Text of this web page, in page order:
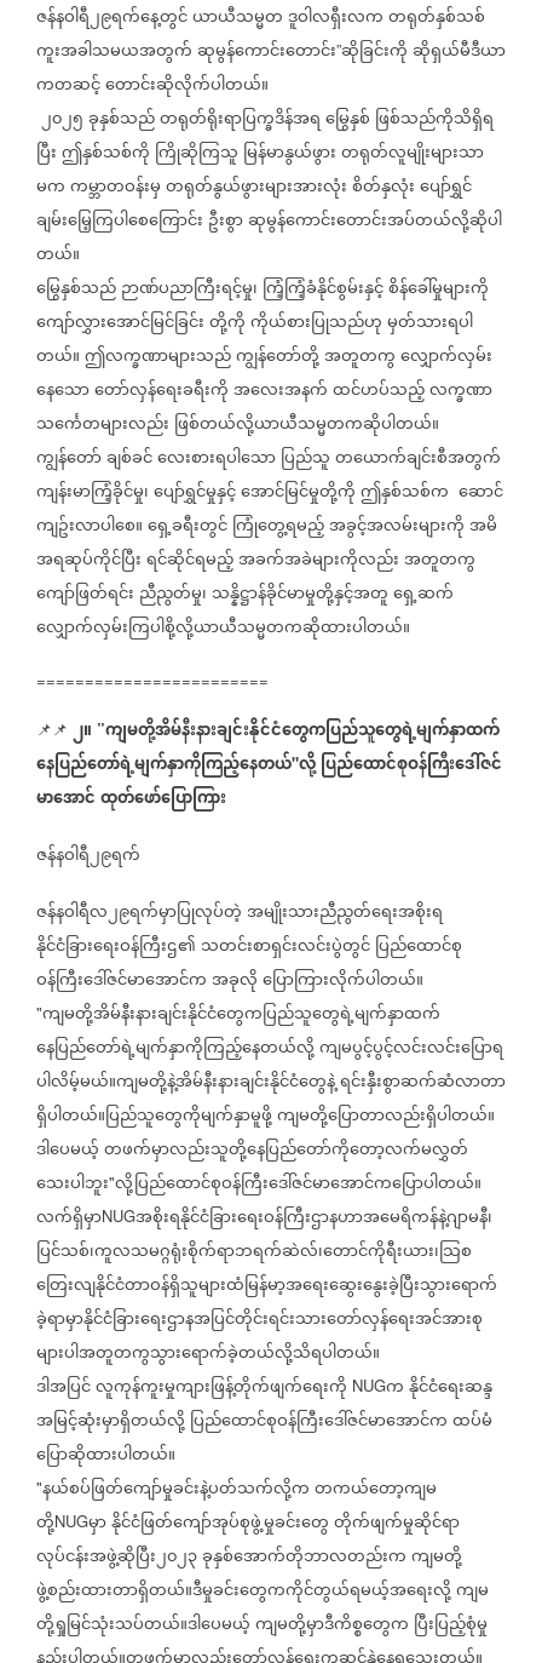
ဇန်နဝါရီ၂၉ရက်နေ့တွင်ယာယီသမ္မတဒူဝါလရှီးလကတရုတ်နှစ်သစ်
ကူးအခါသမယအတွက်ဆုမွန်ကောင်းတောင်း”ဆိုခြင်းကိုဆိုရှယ်မီဒီယာ
ကတဆင့်တောင်းဆိုလိုက်ပါတယ်။
၂၀၂၅ခုနှစ်သည်တရုတ်ရိုးရာပြက္ခဒိန်အရမြွေနှစ် ဖြစ်သည်ကိုသိရှိရ
ပြီးဤနှစ်သစ်ကို ကြိုဆိုကြသူ မြန်မာနွယ်ဖွားတရုတ်လူမျိုးများသာ
မကကမ္ဘာတဝန်းမှတရုတ်နွယ်ဖွားများအားလုံးစိတ်နှလုံးပျော်ရွှင်
ချမ်းမြေ့ကြပါစေကြောင်း ဦးစွာဆုမွန်ကောင်းတောင်းအပ်တယ်လို့ဆိုပါ
တယ်။
မြွေနှစ်သည်ဉာဏ်ပညာကြီးရင့်မှု၊ ကြံ့ကြံ့ခံနိုင်စွမ်းနှင့်စိန်ခေါ်မှုများကို
ကျော်လွှားအောင်မြင်ခြင်းတို့ကိုကိုယ်စားပြုသည်ဟုမှတ်သားရပါ
တယ်။ဤလက္ခဏာများသည်ကျွန်တော်တို့အတူတကွလျှောက်လှမ်း
နေသောတော်လှန်ရေးခရီးကိုအလေးအနက်ထင်ဟပ်သည့်လက္ခဏာ
သင်္ကေတများလည်း ဖြစ်တယ်လို့ယာယီသမ္မတကဆိုပါတယ်။
ကျွန်တော်ချစ်ခင်လေးစားရပါသောပြည်သူတယောက်ချင်းစီအတွက်
ကျန်းမာကြံ့ခိုင်မှု၊ပျော်ရွှင်မှုနှင့်အောင်မြင်မှုတို့ကိုဤနှစ်သစ်က ဆောင်
ကျဥ်းလာပါစေ။ရှေ့ခရီးတွင်ကြုံတွေ့ရမည့်အခွင့်အလမ်းများကိုအမိ
အရဆုပ်ကိုင်ပြီးရင်ဆိုင်ရမည့်အခက်အခဲများကိုလည်းအတူတကွ
ကျော်ဖြတ်ရင်း ညီညွတ်မှု၊ သန္နိဋ္ဌာန်ခိုင်မာမှုတို့နှင့်အတူရှေ့ဆက်
လျှောက်လှမ်းကြပါစို့လို့ယာယီသမ္မတကဆိုထားပါတယ်။
========================
📌📌 ၂။ ”ကျမတို့အိမ်နီးနားချင်းနိုင်ငံတွေကပြည်သူတွေရဲ့မျက်နှာထက်
နေပြည်တော်ရဲ့မျက်နှာကိုကြည့်နေတယ်"လို့ပြည်ထောင်စုဝန်ကြီးဒေါ်ဇင်
မာအောင်ထုတ်ဖော်ပြောကြား
ဇန်နဝါရီ၂၉ရက်
ဇန်နဝါရီလ၂၉ရက်မှာပြုလုပ်တဲ့အမျိုးသားညီညွတ်ရေးအစိုးရ
နိုင်ငံခြားရေးဝန်ကြီးဌ၏ သတင်းစာရှင်းလင်းပွဲတွင်ပြည်ထောင်စု
ဝန်ကြီးဒေါ်ဇင်မာအောင်ကအခုလိုပြောကြားလိုက်ပါတယ်။
"ကျမတို့အိမ်နီးနားချင်းနိုင်ငံတွေကပြည်သူတွေရဲ့မျက်နှာထက်
နေပြည်တော်ရဲ့မျက်နှာကိုကြည့်နေတယ်လို့ကျမပွင့်ပွင့်လင်းလင်းပြောရ
ပါလိမ့်မယ်။ကျမတို့နဲ့အိမ်နီးနားချင်းနိုင်ငံတွေနဲ့ရင်းနှီးစွာဆက်ဆံလာတာ
ရှိပါတယ်။ပြည်သူတွေကိုမျက်နှာမူဖို့ကျမတို့ပြောတာလည်းရှိပါတယ်။
ဒါပေမယ့်တဖက်မှာလည်းသူတို့နေပြည်တော်ကိုတော့လက်မလွှတ်
သေးပါဘူး"လို့ပြည်ထောင်စုဝန်ကြီးဒေါ်ဇင်မာအောင်ကပြောပါတယ်။
လက်ရှိမှာNUGအစိုးရနိုင်ငံခြားရေးဝန်ကြီးဌာနဟာအမေရိကန်နဲ့ဂျာမနီ၊
ပြင်သစ်၊ကူလသမဂ္ဂရုံးစိုက်ရာဘရက်ဆဲလ်၊တောင်ကိုရီးယား၊သြစ
တြေးလျနိုင်ငံတာဝန်ရှိသူများထံမြန်မာ့အရေးဆွေးနွေးခဲ့ပြီးသွားရောက်
ခဲ့ရာမှာနိုင်ငံခြားရေးဌာနအပြင်တိုင်းရင်းသားတော်လှန်ရေးအင်အားစု
များပါအတူတကွသွားရောက်ခဲ့တယ်လို့သိရပါတယ်။
ဒါအပြင်လူကုန်ကူးမှုကျားဖြန့်တိုက်ဖျက်ရေးကို NUGကနိုင်ငံရေးဆန္ဒ
အမြင့်ဆုံးမှာရှိတယ်လို့ပြည်ထောင်စုဝန်ကြီးဒေါ်ဇင်မာအောင်ကထပ်မံ
ပြောဆိုထားပါတယ်။
"နယ်စပ်ဖြတ်ကျော်မှုခင်းနဲ့ပတ်သက်လို့ကတကယ်တော့ကျမ
တို့NUGမှာနိုင်ငံဖြတ်ကျော်အုပ်စုဖွဲ့မှုခင်းတွေတိုက်ဖျက်မှုဆိုင်ရာ
လုပ်ငန်းအဖွဲ့ဆိုပြီး၂၀၂၃ခုနှစ်အောက်တိုဘာလတည်းကကျမတို့
ဖွဲ့စည်းထားတာရှိတယ်။ဒီမှုခင်းတွေကကိုင်တွယ်ရမယ့်အရေးလို့ကျမ
တို့ရှုမြင်သုံးသပ်တယ်။ဒါပေမယ့်ကျမတို့မှာဒီကိစ္စတွေက ပြီးပြည့်စုံမှု